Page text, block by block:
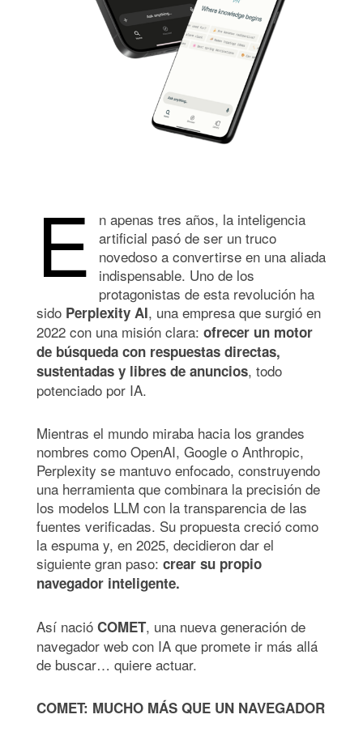
E
n apenas tres años, la inteligencia
artificial pasó de ser un truco
novedoso a convertirse en una aliada
indispensable. Uno de los
protagonistas de esta revolución ha
sido Perplexity AI, una empresa que surgió en
2022 con una misión clara: ofrecer un motor
de búsqueda con respuestas directas,
sustentadas y libres de anuncios, todo
potenciado por IA.
Mientras el mundo miraba hacia los grandes
nombres como OpenAI, Google o Anthropic,
Perplexity se mantuvo enfocado, construyendo
una herramienta que combinara la precisión de
los modelos LLM con la transparencia de las
fuentes verificadas. Su propuesta creció como
la espuma y, en 2025, decidieron dar el
siguiente gran paso: crear su propio
navegador inteligente.
Así nació COMET, una nueva generación de
navegador web con IA que promete ir más allá
de buscar… quiere actuar.
COMET: MUCHO MÁS QUE UN NAVEGADOR